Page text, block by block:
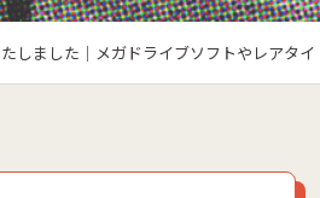
しました｜メガドライブソフトやレアタ